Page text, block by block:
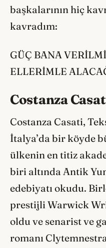
başkalarının hiç
kavradım:
GÜÇ BANA
ELLERİMLE
Costanza
Costanza Casati,
İtalya’da bir köyde
ülkenin en titiz
biri altında Antik
edebiyatı okudu.
prestijli Warwick
oldu ve senarist ve
romanı